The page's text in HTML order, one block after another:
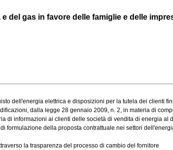
del gas in favore delle famiglie e delle
dell'energia elettrica e disposizioni per la tutela dei clienti
dalla legge 28 gennaio 2009, n. 2, in materia di
di informazioni ai clienti delle società di vendita di energia al
formulazione della proposta contrattuale nei settori
la trasparenza del processo di cambio del fornitore